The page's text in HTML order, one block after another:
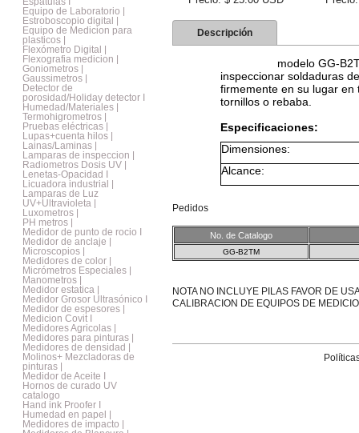
Equipo de Laboratorio |
Estroboscopio digital |
Equipo de Medicion para
plasticos |
Flexómetro Digital |
Flexografia medicion |
Goniometros |
Gaussimetros |
Detector de
porosidad/Holiday detector I
Humedad/Materiales |
Termohigrometros |
Pruebas eléctricas |
Lupas+cuenta hilos |
Lainas/Laminas |
Lamparas de inspeccion |
Radiometros Dosis UV |
Lenetas-Opacidad I
Licuadora industrial |
Lamparas de Luz
UV+Ultravioleta |
Luxometros |
PH metros |
Medidor de punto de rocio I
Medidor de anclaje |
Microscopios |
Medidores de color |
Micrómetros Especiales |
Manometros |
Medidor estatica |
Medidor Grosor Ultrasónico I
Medidor de espesores |
Medicion Covit I
Medidores Agricolas |
Medidores para pinturas |
Medidores de densidad |
Molinos+ Mezcladoras de
pinturas |
Medidor de Aceite I
Hornos de curado UV
catalogo
Hand ink Proofer I
Humedad en papel |
Medidores de impacto |
Descripción
modelo GG-
inspeccionar soldaduras
firmemente en su lugar
tornillos o rebaba.
Especificaciones:
Dimensiones:
Alcance:
Pedidos
No. de Catalogo
GG-B2TM
NOTA NO INCLUYE PILAS FAVOR DE
CALIBRACION DE EQUIPOS DE